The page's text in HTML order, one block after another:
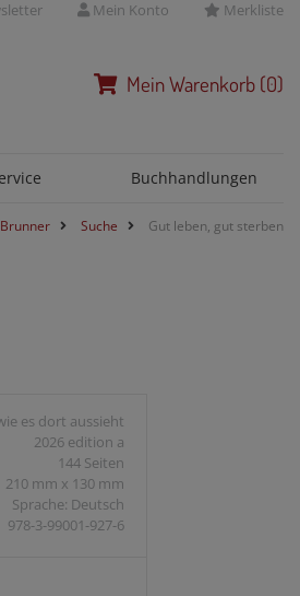
Mein Konto Merkliste
MeinWarenkorb (0)
Buchhandlungen
Suche Gut leben, gut sterben
es dort aussieht
2026 edition a
144 Seiten
210 mm x 130 mm
Sprache: Deutsch
978-3-99001-927-6